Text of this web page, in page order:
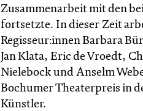
Zusammenarbeit mit den
fortsetzte. In dieser Zeit
Regisseur:innen Barbara
Jan Klata, Eric de Vroedt,
Nielebock und Anselm
Bochumer Theaterpreis in
Künstler.